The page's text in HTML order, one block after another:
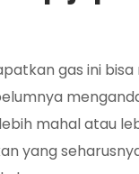
gas ini
mahal atau
yang